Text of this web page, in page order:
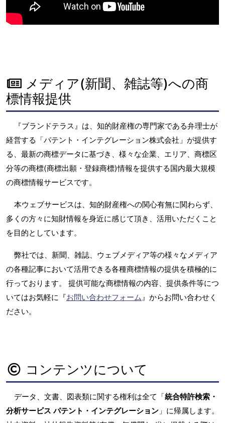
メディア(新聞、雑誌等)への商
標情報提供
『ブランドテラス』は、知的財産権の専門家である弁理士が
経営する「パテント・インテグレーション株式会社」が提供す
る、最新の商標データに基づき、様々な企業、エリア、商標区
分等の商標(商標出願・登録商標)情報を提供する国内最大規模
の商標情報サービスです。
本ウェブサービスは、知的財産権への関心有無に関わらず、
多くの方々に知財情報を身近に感じて頂き、活用いただくこと
を目的としています。
弊社では、新聞、雑誌、ウェブメディア等の様々なメディア
の各種記事において活用できる各種商標情報の提供を積極的に
行っております。 提供可能な商標情報の内容、提供条件等につ
いてはお気軽に『お問い合わせフォーム』からお問い合わせく
ださい。
コンテンツについて
データ、文書、図表類に関する権利は全て「統合特許検索・
分析サービス パテント・インテグレーション 」に帰属します。